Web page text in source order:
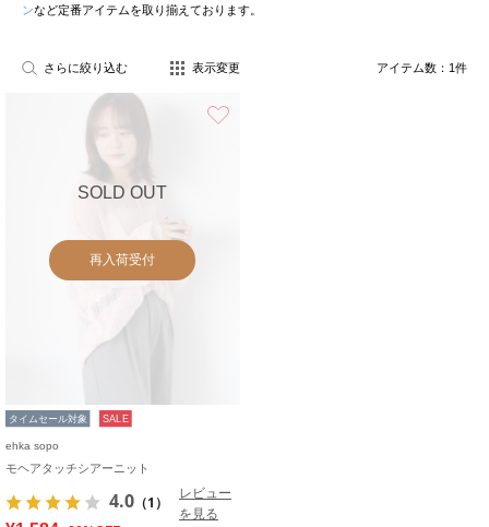
ンなど定番アイテムを取り揃えております。
さらに絞り込む 表示変更 アイテム数： 1件
SOLD OUT
再入荷受付
タイムセール対象 SALE
ehka sopo
モヘアタッチシアーニット
4.0 （1）
レビュー
を見る